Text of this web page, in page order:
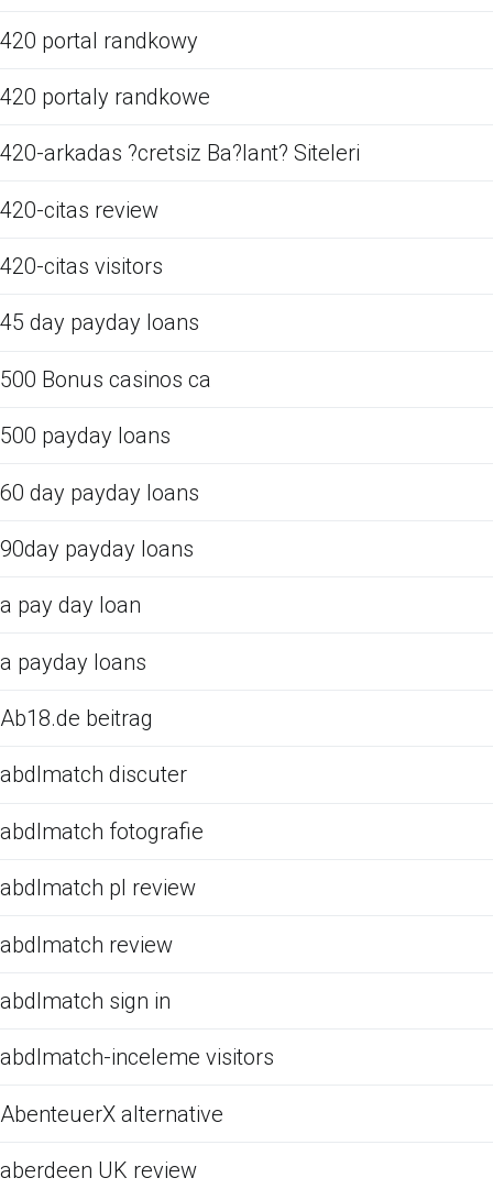
420 portal randkowy
420 portaly randkowe
420-arkadas ?cretsiz Ba?lant? Siteleri
420-citas review
420-citas visitors
45 day payday loans
500 Bonus casinos ca
500 payday loans
60 day payday loans
90day payday loans
a pay day loan
a payday loans
Ab18.de beitrag
abdlmatch discuter
abdlmatch fotografie
abdlmatch pl review
abdlmatch review
abdlmatch sign in
abdlmatch-inceleme visitors
AbenteuerX alternative
aberdeen UK review